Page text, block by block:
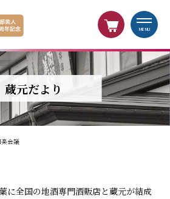
MENU
蔵元だより
会議
に全国の地酒専門酒販店と蔵元が結成